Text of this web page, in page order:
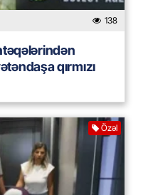
138
qırmızı
Özəl